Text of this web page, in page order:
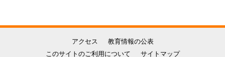
アクセス
教育情報の公表
このサイトのご利用について
サイトマップ